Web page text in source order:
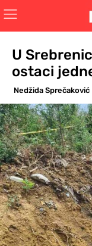
U
ostaci
Nedžida Sprečaković